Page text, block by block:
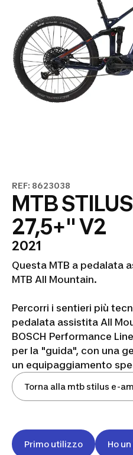
REF: 8623038
MTB
27,5+" V2
2021
Questa MTB a pedalata
MTB All Mountain.
Percorri i sentieri più
pedalata assistita All
BOSCH Performance
per la "guida", con una
un equipaggiamento
Torna alla mtb stilus e-
Primo utilizzo Ho